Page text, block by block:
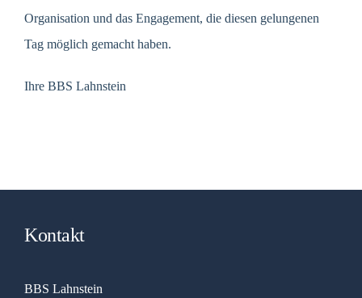
Organisation und das Engagement, die diesen gelungenen
Tag möglich gemacht haben.
Ihre BBS Lahnstein
Kontakt
BBS Lahnstein